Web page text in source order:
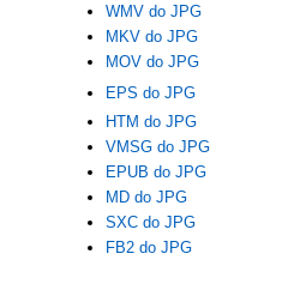
WMV do JPG
MKV do JPG
MOV do JPG
EPS do JPG
HTM do JPG
VMSG do JPG
EPUB do JPG
MD do JPG
SXC do JPG
FB2 do JPG